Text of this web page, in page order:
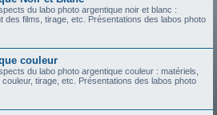
du labo photo argentique noir et blanc :
des films, tirage, etc. Présentations des labos photo
couleur
du labo photo argentique couleur : matériels,
tirage, etc. Présentations des labos photo